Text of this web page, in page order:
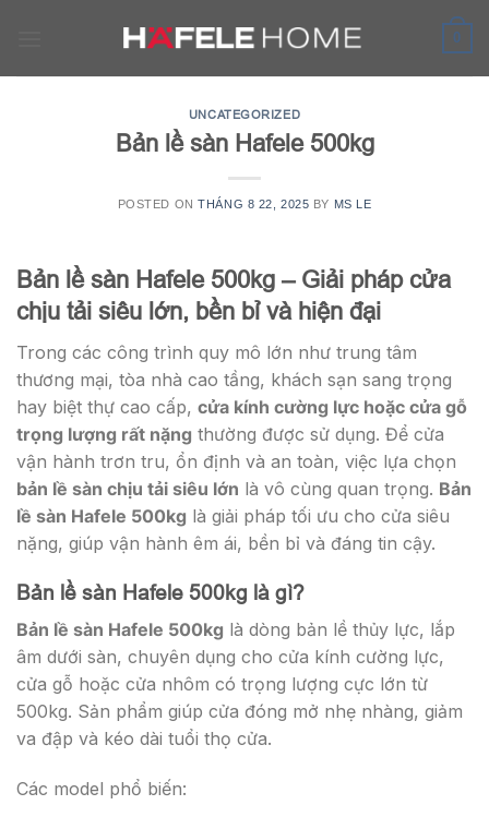
0
UNCATEGORIZED
Bản lề sàn Hafele 500kg
POSTED ONTHÁNG 8 22, 2025 BY MS LE
Bản lề sàn Hafele 500kg – Giải pháp cửa
chịu tải siêu lớn, bền bỉ và hiện đại
Trong các công trình quy mô lớn như trung tâm
thương mại, tòa nhà cao tầng, khách sạn sang trọng
hay biệt thự cao cấp, cửa kính cường lực hoặc cửa gỗ
trọng lượng rất nặng thường được sử dụng. Để cửa
vận hành trơn tru, ổn định và an toàn, việc lựa chọn
bản lề sàn chịu tải siêu lớn là vô cùng quan trọng. Bản
lề sàn Hafele 500kg là giải pháp tối ưu cho cửa siêu
nặng, giúp vận hành êm ái, bền bỉ và đáng tin cậy.
Bản lề sàn Hafele 500kg là gì?
Bản lề sàn Hafele 500kg là dòng bản lề thủy lực, lắp
âm dưới sàn, chuyên dụng cho cửa kính cường lực,
cửa gỗ hoặc cửa nhôm có trọng lượng cực lớn từ
500kg. Sản phẩm giúp cửa đóng mở nhẹ nhàng, giảm
va đập và kéo dài tuổi thọ cửa.
Các model phổ biến: